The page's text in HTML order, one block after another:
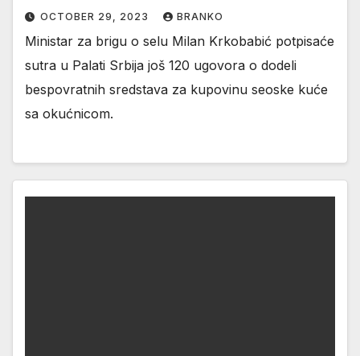
OCTOBER 29, 2023 BRANKO
Ministar za brigu o selu Milan Krkobabić potpisaće
sutra u Palati Srbija još 120 ugovora o dodeli
bespovratnih sredstava za kupovinu seoske kuće
sa okućnicom.